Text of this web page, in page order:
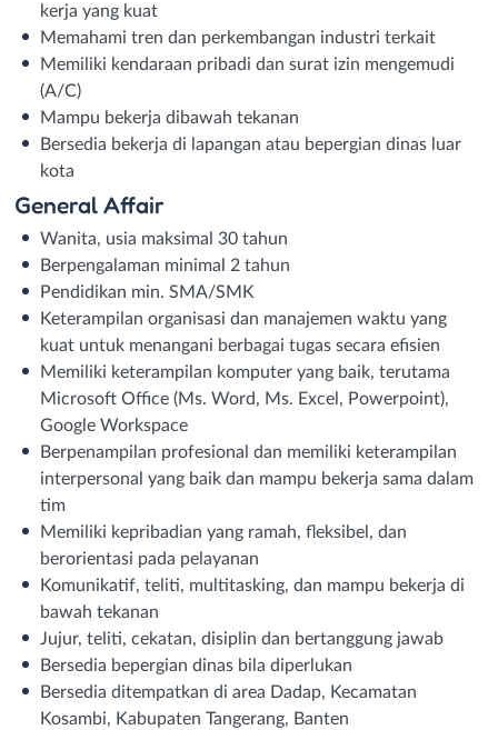
kerja yang kuat
Memahami tren dan perkembangan industri terkait
Memiliki kendaraan pribadi dan surat izin mengemudi
(A/C)
Mampu bekerja dibawah tekanan
Bersedia bekerja di lapangan atau bepergian dinas luar
kota
General Affair
Wanita, usia maksimal 30 tahun
Berpengalaman minimal 2 tahun
Pendidikan min. SMA/SMK
Keterampilan organisasi dan manajemen waktu yang
kuat untuk menangani berbagai tugas secara efisien
Memiliki keterampilan komputer yang baik, terutama
Microsoft Office (Ms. Word, Ms. Excel, Powerpoint),
Google Workspace
Berpenampilan profesional dan memiliki keterampilan
interpersonal yang baik dan mampu bekerja sama dalam
tim
Memiliki kepribadian yang ramah, fleksibel, dan
berorientasi pada pelayanan
Komunikatif, teliti, multitasking, dan mampu bekerja di
bawah tekanan
Jujur, teliti, cekatan, disiplin dan bertanggung jawab
Bersedia bepergian dinas bila diperlukan
Bersedia ditempatkan di area Dadap, Kecamatan
Kosambi, Kabupaten Tangerang, Banten